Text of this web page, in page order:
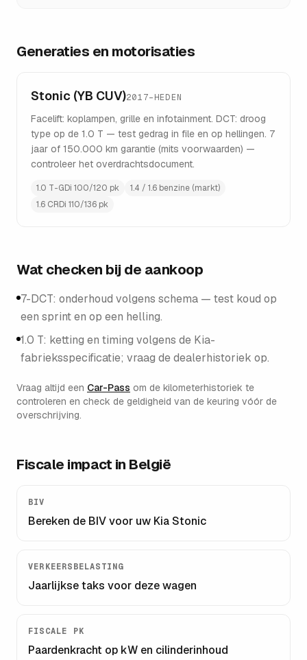
Generaties en motorisaties
Stonic (YB CUV)2017–HEDEN
Facelift: koplampen, grille en infotainment. DCT: droog
type op de 1.0 T — test gedrag in file en op hellingen. 7
jaar of 150.000 km garantie (mits voorwaarden) —
controleer het overdrachtsdocument.
1.0 T-GDi 100/120 pk
1.4 / 1.6 benzine (markt)
1.6 CRDi 110/136 pk
Wat checken bij de aankoop
7-DCT: onderhoud volgens schema — test koud op
een sprint en op een helling.
1.0 T: ketting en timing volgens de Kia-
fabrieksspecificatie; vraag de dealerhistoriek op.
Vraag altijd een Car-Pass om de kilometerhistoriek te
controleren en check de geldigheid van de keuring vóór de
overschrijving.
Fiscale impact in België
BIV
Bereken de BIV voor uw Kia Stonic
VERKEERSBELASTING
Jaarlijkse taks voor deze wagen
FISCALE PK
Paardenkracht op kW en cilinderinhoud